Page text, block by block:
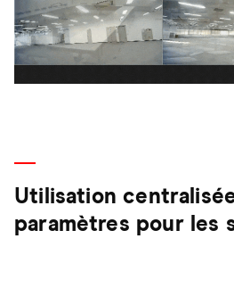
Utilisation
paramètres pour les